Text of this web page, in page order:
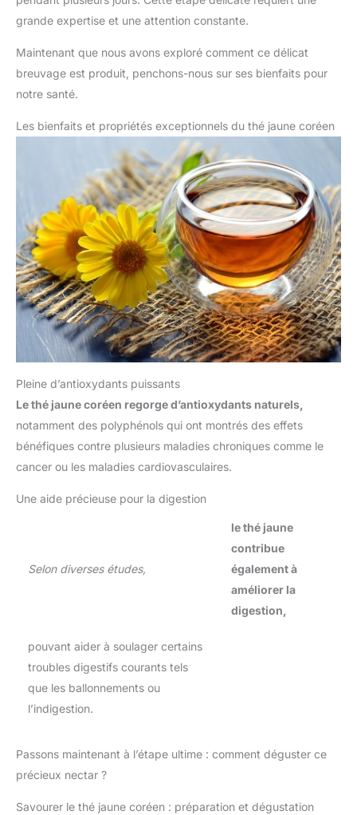
grande expertise et une attention constante.
Maintenant que nous avons exploré comment ce délicat
breuvage est produit, penchons-nous sur ses bienfaits pour
notre santé.
Les bienfaits et propriétés exceptionnels du thé jaune coréen
Pleine d’antioxydants puissants
Le thé jaune coréen regorge d’antioxydants naturels,
notamment des polyphénols qui ont montrés des effets
bénéfiques contre plusieurs maladies chroniques comme le
cancer ou les maladies cardiovasculaires.
Une aide précieuse pour la digestion
Selon diverses études,
le thé jaune
contribue
également à
améliorer la
digestion,
pouvant aider à soulager certains
troubles digestifs courants tels
que les ballonnements ou
l’indigestion.
Passons maintenant à l’étape ultime : comment déguster ce
précieux nectar ?
Savourer le thé jaune coréen : préparation et dégustation